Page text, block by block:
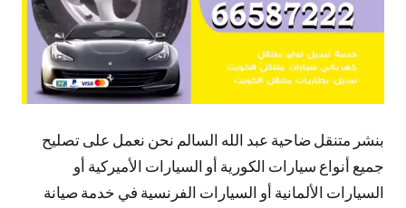
بنشر متنقل ضاحية عبد الله السالم نحن نعمل على تصليح
جميع أنواع سيارات الكورية أو السيارات الأميركية أو
السيارات الألمانية أو السيارات الفرنسية في خدمة صيانة